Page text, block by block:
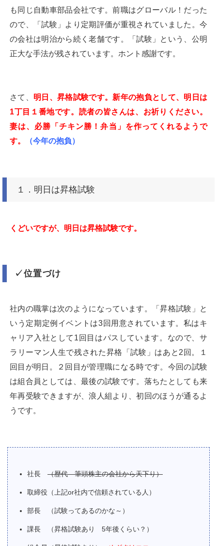
も同じ自動車部品会社です。前職はグローバル！だった
ので、「試験」より定期評価が重視されていました。今
の会社は明治から続く老舗です。「試験」という、公明
正大な手法が残されています。ホント感謝です。
さて、 明日、昇格試験です。新年の抱負として、明日は
1丁目１番地です。読者の皆さんは、お祈りください。
妻は、必勝「チキン勝！弁当」を作ってくれるようで
す。
（今年の抱負）
１．明日は昇格試験
くどいですが、明日は昇格試験です。
✓位置づけ
社内の職掌は次のようになっています。「昇格試験」と
いう定期定例イベントは3回用意されています。私はキ
ャリア入社として1回目はパスしています。なので、サ
ラリーマン人生で残された昇格「試験」はあと2回。１
回目が明日。２回目が管理職になる時です。今回の試験
は組合員としては、最後の試験です。落ちたとしても来
年再受験できますが、浪人組より、初回のほうが通るよ
うです。
社長 （歴代 筆頭株主の会社から天下り）
取締役（上記or社内で信頼されている人）
部長 （試験ってあるのかな～）
課長 （昇格試験あり 5年後くらい？）